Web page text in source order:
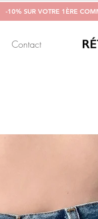
-10% SUR VOTRE 1ÈRE
Contact